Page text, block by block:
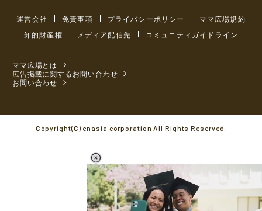
運営会社 免責事項 プライバシーポリシー
ママ広場規約
知的財産権
メディア配信先 コミュニティガイドライン
ママ広場とは
広告掲載に関するお問い合わせ
お問い合わせ
Copyright(C) enasia corporation All Rights Reserved.